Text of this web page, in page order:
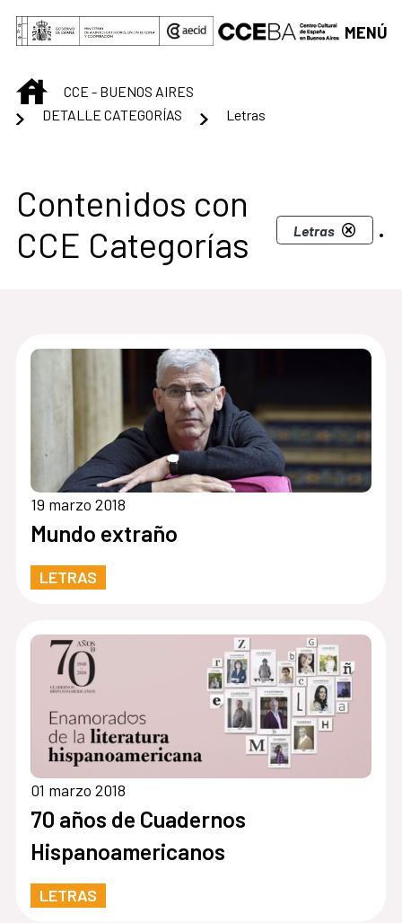
Saltar al contenido principal
MENÚ
INICIOCCE - BUENOS AIRES
DETALLE CATEGORÍAS
Letras
Centro Cultural de
Contenidos con
CCE Categorías
Letras .
19 marzo 2018
Mundo extraño
LETRAS
01 marzo 2018
70 años de Cuadernos
Hispanoamericanos
LETRAS